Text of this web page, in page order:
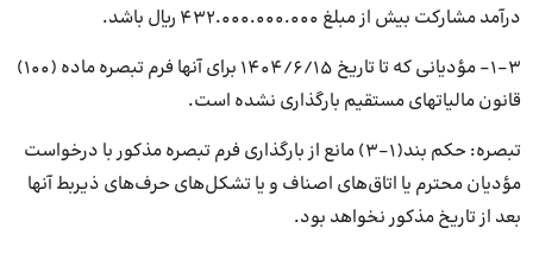
درآمد مشارکت بیش از مبلغ ۴۳۲.۰۰۰.۰۰۰.۰۰۰ ریال باشد.
۱-۳- مؤدیانی که تا تاریخ ۱۴۰۴/۶/۱۵ برای آنها فرم تبصره ماده (۱۰۰)
قانون مالیاتهای مستقیم بارگذاری نشده است.
تبصره: حکم بند(۱-۳) مانع از بارگذاری فرم تبصره مذکور با درخواست
مؤدیان محترم یا اتاق‌های اصناف و یا تشکل‌های حرف‌های ذیربط آنها
بعد از تاریخ مذکور نخواهد بود.